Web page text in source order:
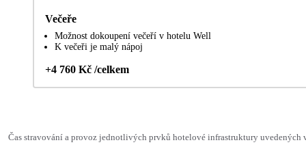
Večeře
Možnost dokoupení večeří v hotelu Well
K večeři je malý nápoj
+4 760 Kč /celkem
Čas stravování a provoz jednotlivých prvků hotelové infrastruktury uvedených